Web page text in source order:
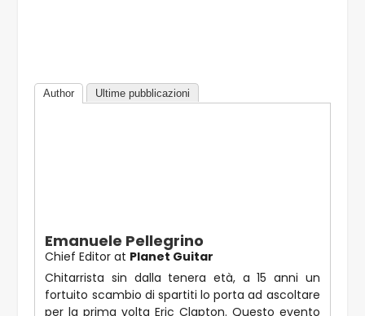
Author Ultime pubblicazioni
Emanuele Pellegrino
Chief Editor at Planet Guitar
Chitarrista sin dalla tenera età, a 15 anni un
fortuito scambio di spartiti lo porta ad ascoltare
per la prima volta Eric Clapton. Questo evento